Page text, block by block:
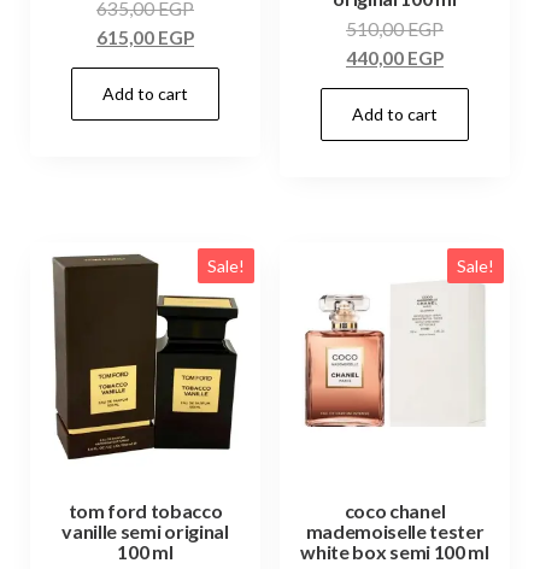
635,00EGP
615,00 EGP
Add to cart
510,00EGP
440,00 EGP
Add to cart
Sale!
tom ford tobacco
vanille semi original
100 ml
Sale!
coco chanel
mademoiselle tester
white box semi 100 ml